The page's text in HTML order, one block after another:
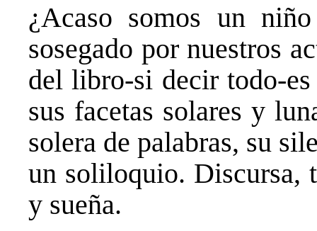
¿Acaso somos un
sosegado por nuestros
del libro-si decir todo-
sus facetas solares y
solera de palabras, su
un soliloquio. Discursa,
y sueña.